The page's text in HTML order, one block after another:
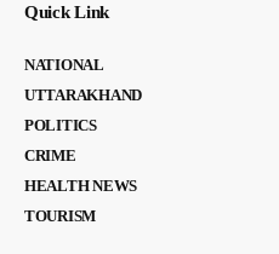
Quick Link
NATIONAL
UTTARAKHAND
POLITICS
CRIME
HEALTH NEWS
TOURISM